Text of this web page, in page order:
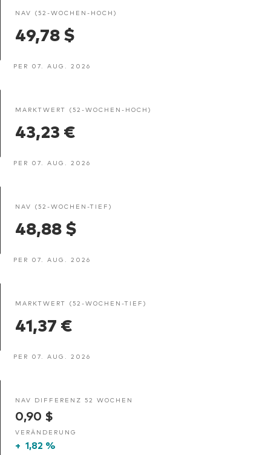
NAV (52-WOCHEN-HOCH)
49,78 $
PER 07. AUG. 2026
MARKTWERT (52-WOCHEN-HOCH)
43,23 €
PER 07. AUG. 2026
NAV (52-WOCHEN-TIEF)
48,88 $
PER 07. AUG. 2026
MARKTWERT (52-WOCHEN-TIEF)
41,37 €
PER 07. AUG. 2026
NAV DIFFERENZ 52 WOCHEN
0,90 $
VERÄNDERUNG
+ 1,82 %